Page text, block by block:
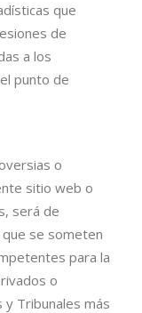
que
de
a los
punto de
o
sitio web o
será de
que se someten
para la
o
y Tribunales más